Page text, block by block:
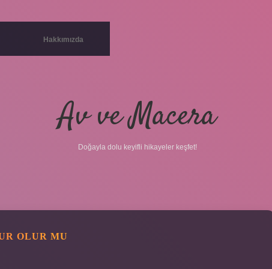
Hakkımızda
Av ve Macera
Doğayla dolu keyifli hikayeler keşfet!
OLUR MU